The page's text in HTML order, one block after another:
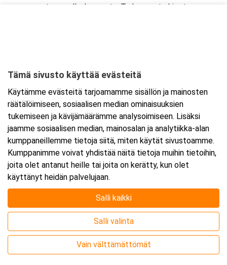
sen omasta sovelluskaupasta. Tarkemmat ohjeet
Ajankohta
Alkaa:16.9.2026 08:30
Päättyy:16.9.2026 15:30
Lisää tapahtuma kalenteriisi
Webinaari
Tämä sivusto käyttää evästeitä
Käytämme evästeitä tarjoamamme sisällön ja mainosten
räätälöimiseen, sosiaalisen median ominaisuuksien
tukemiseen ja kävijämäärämme analysoimiseen. Lisäksi
jaamme sosiaalisen median, mainosalan ja analytiikka-alan
kumppaneillemme tietoja siitä, miten käytät sivustoamme.
Kumppanimme voivat yhdistää näitä tietoja muihin tietoihin,
joita olet antanut heille tai joita on kerätty, kun olet
käyttänyt heidän palvelujaan.
Salli kaikki
Salli valinta
Vain välttämättömät